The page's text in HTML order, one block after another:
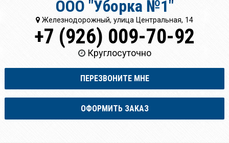
ООО "Уборка №1"
Железнодорожный, улица Центральная, 14
+7 (926) 009-70-92
Круглосуточно
ПЕРЕЗВОНИТЕ МНЕ
ОФОРМИТЬ ЗАКАЗ